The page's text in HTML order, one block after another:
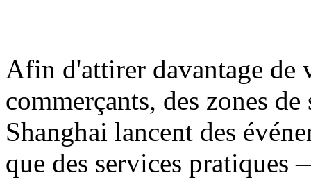
Afin d'attirer davantage de
commerçants, des zones
Shanghai lancent des
que des services pratiques